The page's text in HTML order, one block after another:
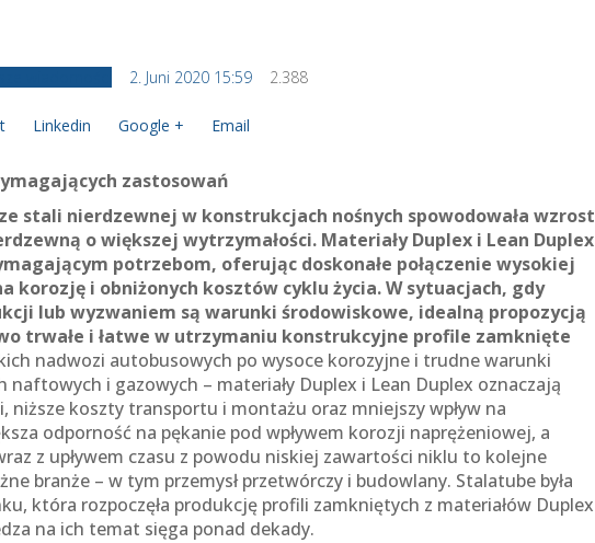
2. Juni 2020 15:59 2.388
Linkedin Google + Email
zastosowań
stali nierdzewnej w konstrukcjach nośnych spowodowała wzrost
o większej wytrzymałości. Materiały Duplex i Lean Duplex
potrzebom, oferując doskonałe połączenie wysokiej
korozję i obniżonych kosztów cyklu życia. W sytuacjach, gdy
lub wyzwaniem są warunki środowiskowe, idealną propozycją
trwałe i łatwe w utrzymaniu konstrukcyjne profile zamknięte
nadwozi autobusowych po wysoce korozyjne i trudne warunki
i gazowych – materiały Duplex i Lean Duplex oznaczają
niższe koszty transportu i montażu oraz mniejszy wpływ na
odporność na pękanie pod wpływem korozji naprężeniowej, a
z upływem czasu z powodu niskiej zawartości niklu to kolejne
branże – w tym przemysł przetwórczy i budowlany. Stalatube była
która rozpoczęła produkcję profili zamkniętych z materiałów Duplex
na ich temat sięga ponad dekady.